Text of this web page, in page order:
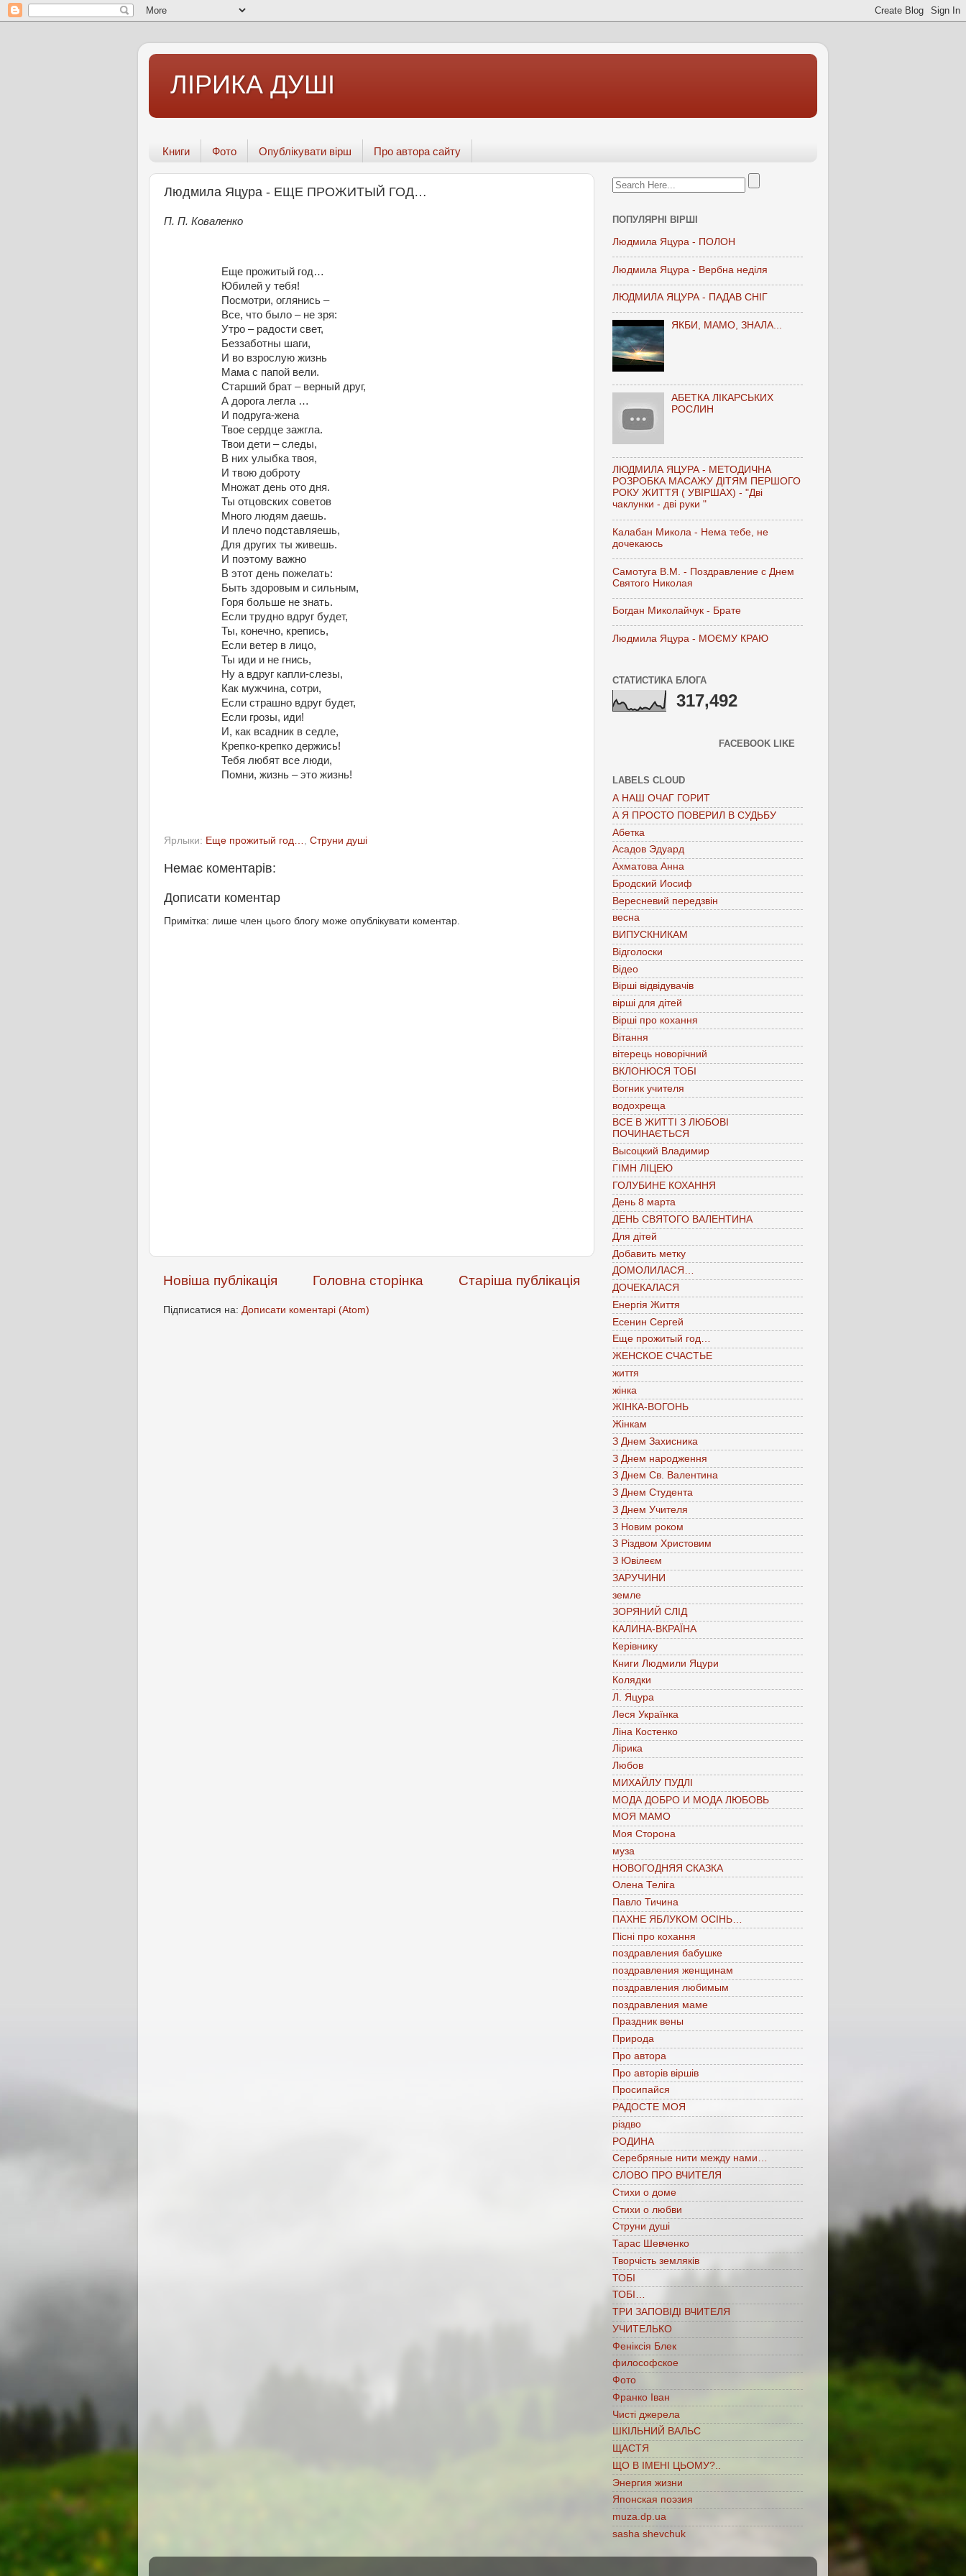
ЛІРИКА ДУШІ
Книги Фото Опублікувати вірш Про автора сайту
Людмила Яцура - ЕЩЕ ПРОЖИТЫЙ ГОД…
П. П. Коваленко
Еще прожитый год…
Юбилей у тебя!
Посмотри, оглянись –
Все, что было – не зря:
Утро – радости свет,
Беззаботны шаги,
И во взрослую жизнь
Мама с папой вели.
Старший брат – верный друг,
А дорога легла …
И подруга-жена
Твое сердце зажгла.
Твои дети – следы,
В них улыбка твоя,
И твою доброту
Множат день ото дня.
Ты отцовских советов
Много людям даешь.
И плечо подставляешь,
Для других ты живешь.
И поэтому важно
В этот день пожелать:
Быть здоровым и сильным,
Горя больше не знать.
Если трудно вдруг будет,
Ты, конечно, крепись,
Если ветер в лицо,
Ты иди и не гнись,
Ну а вдруг капли-слезы,
Как мужчина, сотри,
Если страшно вдруг будет,
Если грозы, иди!
И, как всадник в седле,
Крепко-крепко держись!
Тебя любят все люди,
Помни, жизнь – это жизнь!
Ярлыки: Еще прожитый год… Струни душі
Немає коментарів:
Дописати коментар
Примітка: лише член цього блогу може опублікувати коментар.
Новіша публікація Старіша публікація
Головна сторінка
Підписатися на: Дописати коментарі (Atom)
ПОПУЛЯРНІ ВІРШІ
Людмила Яцура - ПОЛОН
Людмила Яцура - Вербна неділя
ЛЮДМИЛА ЯЦУРА - ПАДАВ СНІГ
ЯКБИ, МАМО, ЗНАЛА...
АБЕТКА ЛІКАРСЬКИХ
РОСЛИН
ЛЮДМИЛА ЯЦУРА - МЕТОДИЧНА
РОЗРОБКА МАСАЖУ ДІТЯМ ПЕРШОГО
РОКУ ЖИТТЯ ( УВІРШАХ) - "Дві
чаклунки - дві руки "
Калабан Микола - Нема тебе, не
дочекаюсь
Самотуга В.М. - Поздравление с Днем
Святого Николая
Богдан Миколайчук - Брате
Людмила Яцура - МОЄМУ КРАЮ
СТАТИСТИКА БЛОГА
317,492
FACEBOOK LIKE
LABELS CLOUD
А НАШ ОЧАГ ГОРИТ
А Я ПРОСТО ПОВЕРИЛ В СУДЬБУ
Абетка
Асадов Эдуард
Ахматова Анна
Бродский Иосиф
Вересневий передзвін
весна
ВИПУСКНИКАМ
Відголоски
Відео
Вірші відвідувачів
вірші для дітей
Вірші про кохання
Вітання
вітерець новорічний
ВКЛОНЮСЯ ТОБІ
Вогник учителя
водохреща
ВСЕ В ЖИТТІ З ЛЮБОВІ
ПОЧИНАЄТЬСЯ
Высоцкий Владимир
ГІМН ЛІЦЕЮ
ГОЛУБИНЕ КОХАННЯ
День 8 марта
ДЕНЬ СВЯТОГО ВАЛЕНТИНА
Для дітей
Добавить метку
ДОМОЛИЛАСЯ…
ДОЧЕКАЛАСЯ
Енергія Життя
Есенин Сергей
Еще прожитый год…
ЖЕНСКОЕ СЧАСТЬЕ
життя
жінка
ЖІНКА-ВОГОНЬ
Жінкам
З Днем Захисника
З Днем народження
З Днем Св. Валентина
З Днем Студента
З Днем Учителя
З Новим роком
З Різдвом Христовим
З Ювілеєм
ЗАРУЧИНИ
земле
ЗОРЯНИЙ СЛІД
КАЛИНА-ВКРАЇНА
Керівнику
Книги Людмили Яцури
Колядки
Л. Яцура
Леся Українка
Ліна Костенко
Лірика
Любов
МИХАЙЛУ ПУДЛІ
МОДА ДОБРО И МОДА ЛЮБОВЬ
МОЯ МАМО
Моя Сторона
муза
НОВОГОДНЯЯ СКАЗКА
Олена Теліга
Павло Тичина
ПАХНЕ ЯБЛУКОМ ОСІНЬ…
Пісні про кохання
поздравления бабушке
поздравления женщинам
поздравления любимым
поздравления маме
Праздник вены
Природа
Про автора
Про авторів віршів
Просипайся
РАДОСТЕ МОЯ
різдво
РОДИНА
Серебряные нити между нами…
СЛОВО ПРО ВЧИТЕЛЯ
Стихи о доме
Стихи о любви
Струни душі
Тарас Шевченко
Творчість земляків
ТОБІ
ТОБІ…
ТРИ ЗАПОВІДІ ВЧИТЕЛЯ
УЧИТЕЛЬКО
Феніксія Блек
философское
Фото
Франко Іван
Чисті джерела
ШКІЛЬНИЙ ВАЛЬС
ЩАСТЯ
ЩО В ІМЕНІ ЦЬОМУ?..
Энергия жизни
Японская поэзия
muza.dp.ua
sasha shevchuk